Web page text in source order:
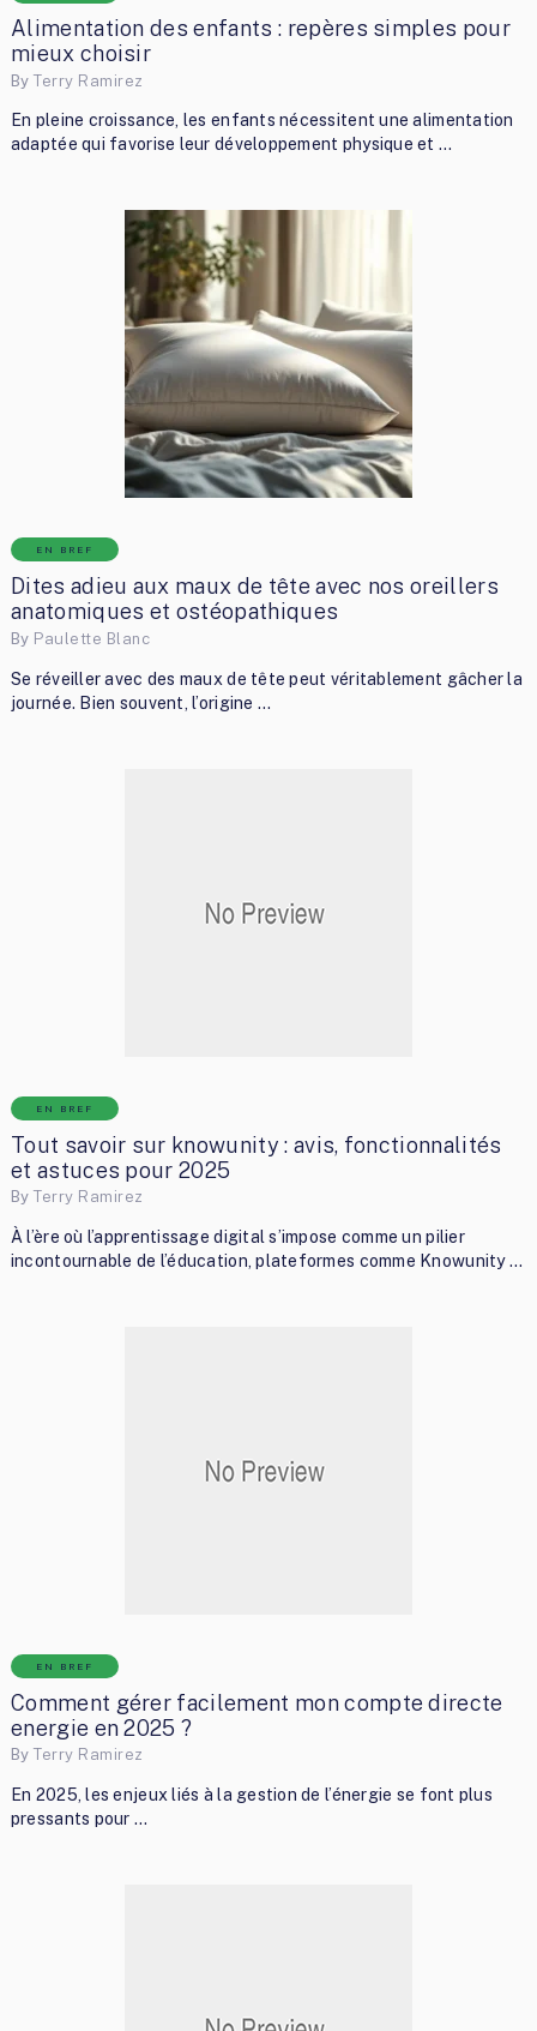
Alimentation des enfants : repères simples pour
mieux choisir
ByTerry Ramirez
En pleine croissance, les enfants nécessitent une alimentation
adaptée qui favorise leur développement physique et …
EN BREF
Dites adieu aux maux de tête avec nos oreillers
anatomiques et ostéopathiques
By Paulette Blanc
Se réveiller avec des maux de tête peut véritablement gâcher la
journée. Bien souvent, l’origine …
EN BREF
Tout savoir sur knowunity : avis, fonctionnalités
et astuces pour 2025
ByTerry Ramirez
À l’ère où l’apprentissage digital s’impose comme un pilier
incontournable de l’éducation, plateformes comme Knowunity …
EN BREF
Comment gérer facilement mon compte directe
energie en 2025 ?
ByTerry Ramirez
En 2025, les enjeux liés à la gestion de l’énergie se font plus
pressants pour …